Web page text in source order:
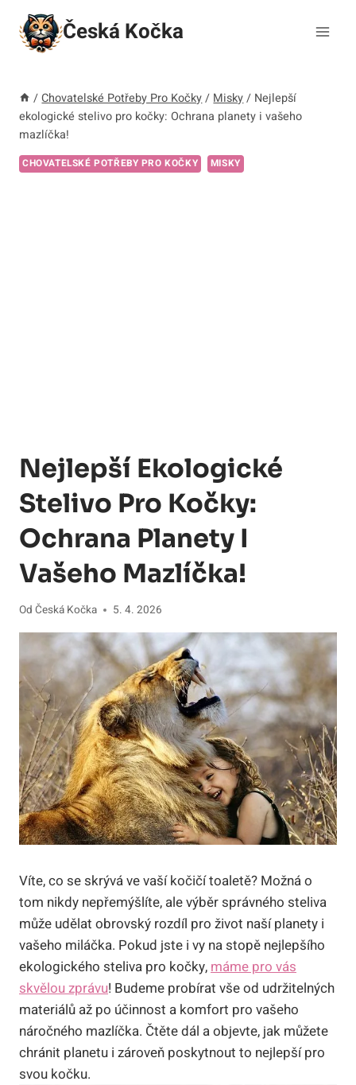
Přeskočit
obsah
Česká Kočka
/ Chovatelské Potřeby Pro Kočky / Misky / Nejlepší
ekologické stelivo pro kočky: Ochrana planety i vašeho
mazlíčka!
CHOVATELSKÉ POTŘEBY PRO KOČKY MISKY
Nejlepší Ekologické
Stelivo Pro Kočky:
Ochrana Planety I
Vašeho Mazlíčka!
Od Česká Kočka 5. 4. 2026
Víte, co se skrývá ve vaší kočičí toaletě? Možná o
tom nikdy nepřemýšlíte, ale výběr správného steliva
může udělat obrovský rozdíl pro život naší planety i
vašeho miláčka. Pokud jste i vy na stopě nejlepšího
ekologického steliva pro kočky, máme pro vás
skvělou zprávu! Budeme probírat vše od udržitelných
materiálů až po účinnost a komfort pro vašeho
náročného mazlíčka. Čtěte dál a objevte, jak můžete
chránit planetu i zároveň poskytnout to nejlepší pro
svou kočku.